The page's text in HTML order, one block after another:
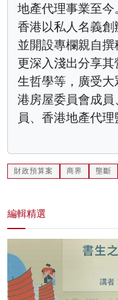
地產代理事業至
香港以私人名義創
並開設專欄親自撰
更深入淺出分享
生哲學等，廣受
港房屋委員會成
員、香港地產代理
財政預算案 商界 壟斷
編輯精選